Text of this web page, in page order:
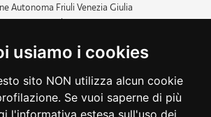
usiamo i cookies
sito NON utilizza alcun cookie
Se vuoi saperne di più
l'informativa estesa sull'uso dei
Autonoma Friuli Venezia Giulia
p.iva 00526040324
+39 040 3771111
trasparente
legali accessibilità
dichiarazione di